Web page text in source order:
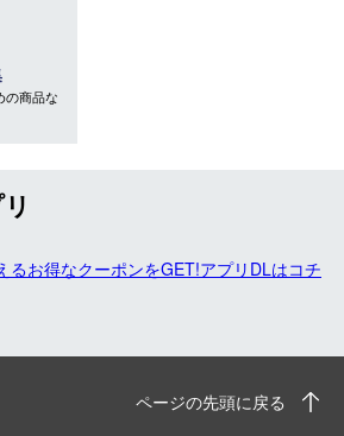
の商品な
るお得なクーポンをGET!アプリDLはコチ
ページの先頭に戻る